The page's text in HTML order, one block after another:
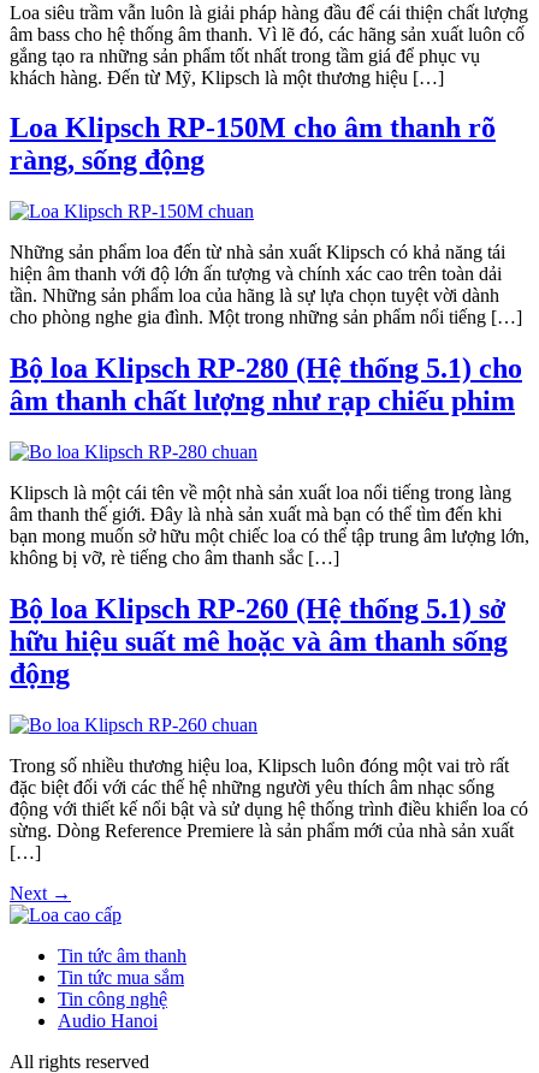
Loa siêu trầm vẫn luôn là giải pháp hàng đầu để cái thiện chất lượng
âm bass cho hệ thống âm thanh. Vì lẽ đó, các hãng sản xuất luôn cố
gắng tạo ra những sản phẩm tốt nhất trong tầm giá để phục vụ
khách hàng. Đến từ Mỹ, Klipsch là một thương hiệu […]
Loa Klipsch RP-150M cho âm thanh rõ
ràng, sống động
Những sản phẩm loa đến từ nhà sản xuất Klipsch có khả năng tái
hiện âm thanh với độ lớn ấn tượng và chính xác cao trên toàn dải
tần. Những sản phẩm loa của hãng là sự lựa chọn tuyệt vời dành
cho phòng nghe gia đình. Một trong những sản phẩm nổi tiếng […]
Bộ loa Klipsch RP-280 (Hệ thống 5.1) cho
âm thanh chất lượng như rạp chiếu phim
Klipsch là một cái tên về một nhà sản xuất loa nổi tiếng trong làng
âm thanh thế giới. Đây là nhà sản xuất mà bạn có thể tìm đến khi
bạn mong muốn sở hữu một chiếc loa có thể tập trung âm lượng lớn,
không bị vỡ, rè tiếng cho âm thanh sắc […]
Bộ loa Klipsch RP-260 (Hệ thống 5.1) sở
hữu hiệu suất mê hoặc và âm thanh sống
động
Trong số nhiều thương hiệu loa, Klipsch luôn đóng một vai trò rất
đặc biệt đối với các thế hệ những người yêu thích âm nhạc sống
động với thiết kế nổi bật và sử dụng hệ thống trình điều khiển loa có
sừng. Dòng Reference Premiere là sản phẩm mới của nhà sản xuất
[…]
Next →
Tin tức âm thanh
Tin tức mua sắm
Tin công nghệ
Audio Hanoi
All rights reserved